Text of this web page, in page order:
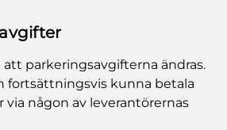
parkeringsavgifterna ändras.
fortsättningsvis kunna betala
via någon av leverantörernas